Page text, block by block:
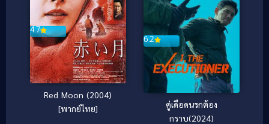
4.7
Red Moon (2004)
[พากย์ไทย]
6.2
คู่เดือดนรกต้อง
กราบ(2024)